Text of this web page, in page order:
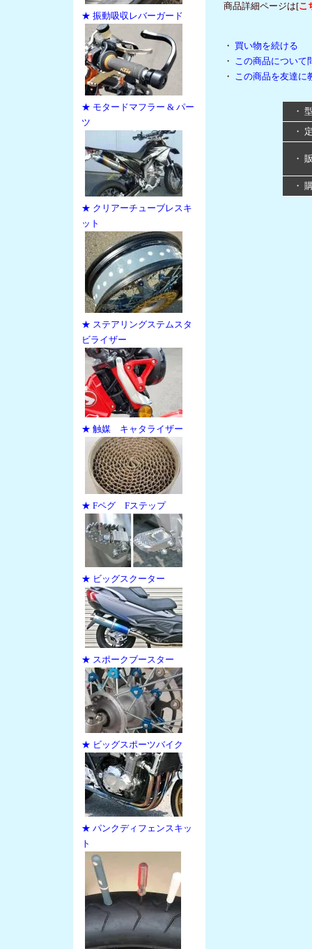
★ 振動吸収レバーガード
★ モタードマフラー & パー
ツ
★ クリアーチューブレスキ
ット
★ ステアリングステムスタ
ビライザー
★ 触媒 キャタライザー
★ Fペグ Fステップ
★ ビッグスクーター
★ スポークブースター
★ ビッグスポーツバイク
★ パンクディフェンスキッ
ト
商品詳細ページは[こ
・ 買い物を続ける
・ この商品について
・ この商品を友達に
・
・
・
・